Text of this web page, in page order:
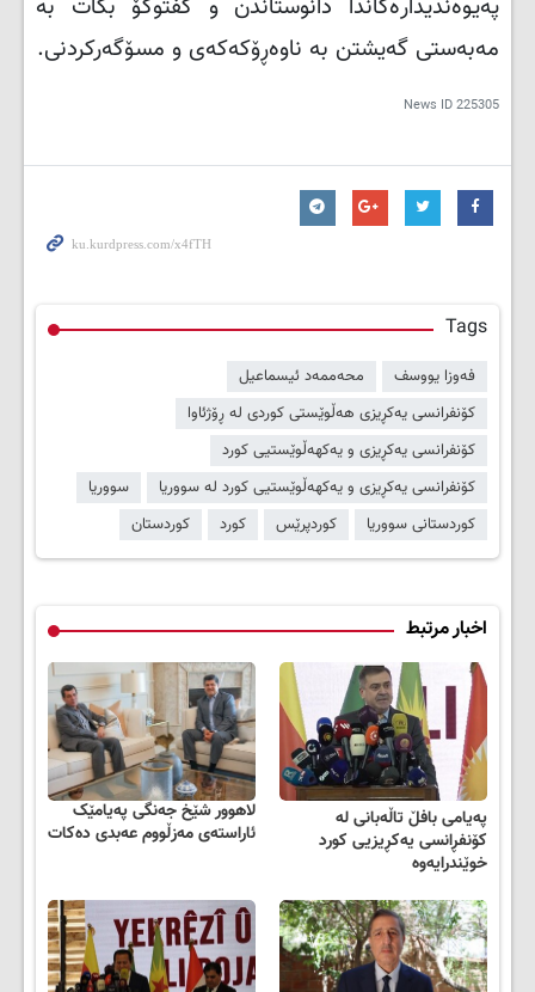
پەیوەندیدارەکاندا دانوستاندن و گفتوگۆ بکات بە
مەبەستی گەیشتن بە ناوەڕۆکەکەی و مسۆگەرکردنی.
News ID225305
Tags
فەوزا یووسف
محەممەد ئیسماعیل
کۆنفرانسی یەکڕیزی هەڵوێستی کوردی لە ڕۆژئاوا
کۆنفرانسی یەکڕیزی و یەکهەڵوێستیی کورد
کۆنفرانسی یەکڕیزی و یەکهەڵوێستیی کورد لە سووریا
سووریا
کوردستانی سووریا
کوردپرێس کورد کوردستان
اخبار مرتبط
په‌یامی بافڵ تاڵەبانی له‌
كۆنفڕانسی یەكڕیزیی كورد
خوێندرایه‌وه‌
لاهوور شێخ جەنگی پەیامێک
ئاراستەی مەزڵووم عەبدی دەکات